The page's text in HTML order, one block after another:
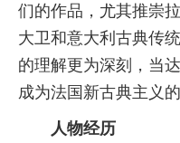
们的作品，尤其推崇
大卫和意大利古典传
的理解更为深刻，当
成为法国新古典主义
人物经历